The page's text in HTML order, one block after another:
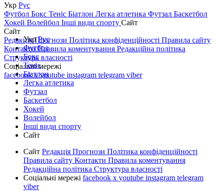
Укр Рус
Футбол Бокс Теніс Біатлон Легка атлетика Футзал Баскетбол
Хокей Волейбол Інші види спорту Сайт
Сайт
РедакціяПрогнози Політика конфіденційності Правила сайту
КонтактиПравила коментування Редакційна політика
Структура власності
Соціальні мережі
facebookxyoutube instagram telegram viber
УкрРус
Футбол
Бокс
Теніс
Біатлон
Легка атлетика
Футзал
Баскетбол
Хокей
Волейбол
Інші види спорту
Сайт
Сайт Редакція Прогнози Політика конфіденційності
Правила сайту Контакти Правила коментування
Редакційна політика Структура власності
Соціальні мережі facebook x youtube instagram telegram
viber